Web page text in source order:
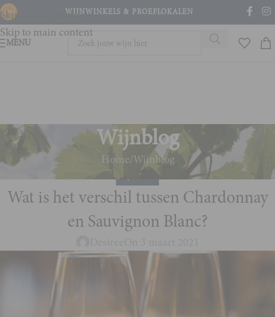
Skip to navigation
Skip to main content
WIJNWINKELS & PROEFLOKALEN
MENU
Wijnblog
Home Wijnblog
WIJNBLOG
Wat is het verschil tussen Chardonnay
en Sauvignon Blanc?